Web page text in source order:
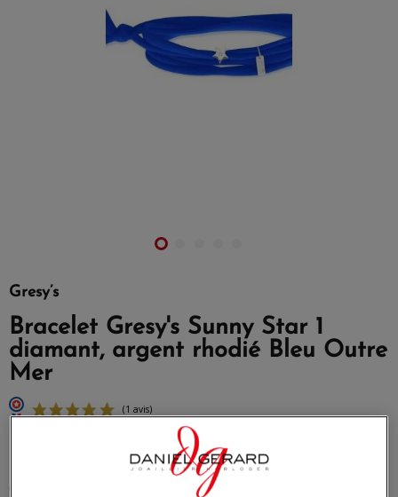
Gresy’s
Bracelet Gresy's Sunny Star 1
diamant, argent rhodié Bleu Outre
Mer
BR0100BSY18EE
Bracelet avec motif en argent 925/1000 rhodié , diamant
de 0.01 ct, sur lien en lycra Bleu Outre Mer, livré avec son